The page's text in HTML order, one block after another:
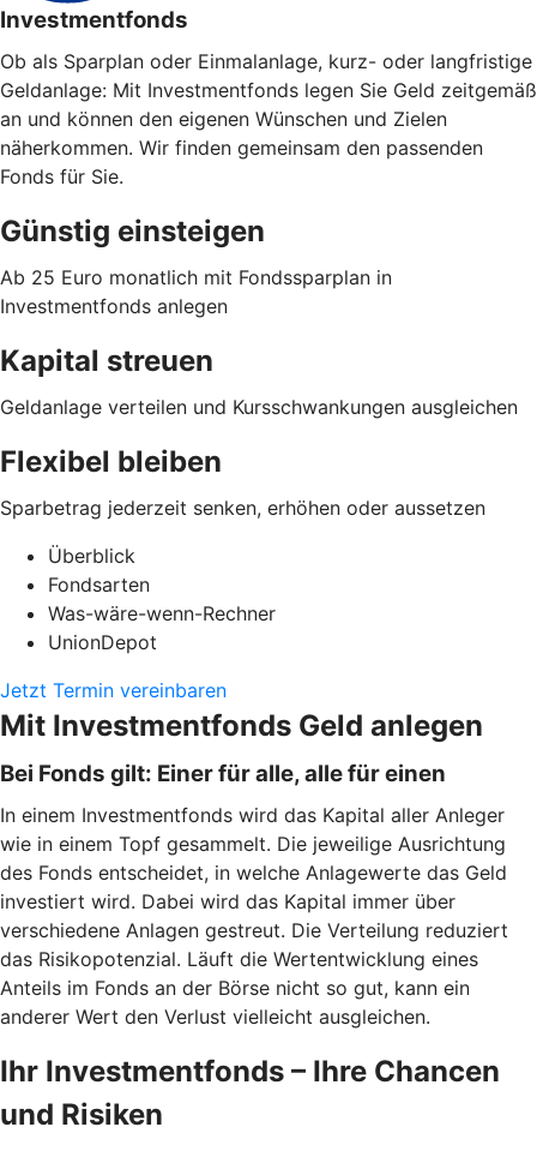
Investmentfonds
Ob als Sparplan oder Einmalanlage, kurz- oder langfristige
Geldanlage: Mit Investmentfonds legen Sie Geld zeitgemäß
an und können den eigenen Wünschen und Zielen
näherkommen. Wir finden gemeinsam den passenden
Fonds für Sie.
Günstig einsteigen
Ab 25 Euro monatlich mit Fondssparplan in
Investmentfonds anlegen
Kapital streuen
Geldanlage verteilen und Kursschwankungen ausgleichen
Flexibel bleiben
Sparbetrag jederzeit senken, erhöhen oder aussetzen
Überblick
Fondsarten
Was-wäre-wenn-Rechner
UnionDepot
Jetzt Termin vereinbaren
Mit Investmentfonds Geld anlegen
Bei Fonds gilt: Einer für alle, alle für einen
In einem Investmentfonds wird das Kapital aller Anleger
wie in einem Topf gesammelt. Die jeweilige Ausrichtung
des Fonds entscheidet, in welche Anlagewerte das Geld
investiert wird. Dabei wird das Kapital immer über
verschiedene Anlagen gestreut. Die Verteilung reduziert
das Risikopotenzial. Läuft die Wertentwicklung eines
Anteils im Fonds an der Börse nicht so gut, kann ein
anderer Wert den Verlust vielleicht ausgleichen.
Ihr Investmentfonds – Ihre Chancen
und Risiken